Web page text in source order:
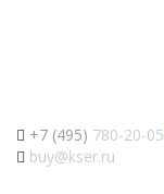
+7 (495) 780-20-05
buy@kser.ru